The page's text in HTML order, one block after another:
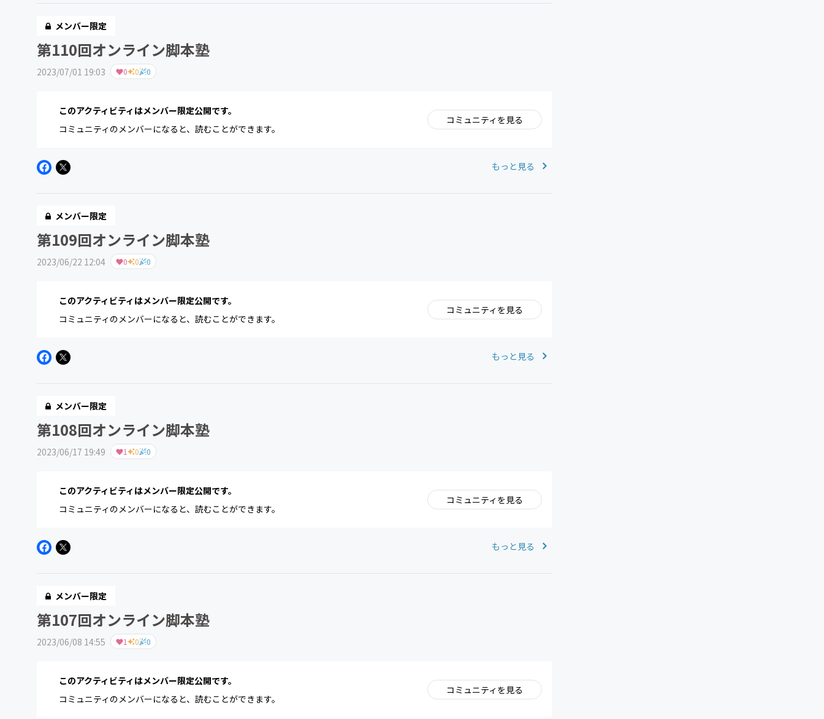
メンバー限定
第110回オンライン脚本塾
2023/07/01 19:03 0 0 0
このアクティビティはメンバー限定公開です。
コミュニティのメンバーになると、読むことができます。
コミュニティを見る
もっと見る
メンバー限定
第109回オンライン脚本塾
2023/06/22 12:04 0 0 0
このアクティビティはメンバー限定公開です。
コミュニティのメンバーになると、読むことができます。
コミュニティを見る
もっと見る
メンバー限定
第108回オンライン脚本塾
2023/06/17 19:49 1 0 0
このアクティビティはメンバー限定公開です。
コミュニティのメンバーになると、読むことができます。
コミュニティを見る
もっと見る
メンバー限定
第107回オンライン脚本塾
2023/06/08 14:55 1 0 0
このアクティビティはメンバー限定公開です。
コミュニティのメンバーになると、読むことができます。
コミュニティを見る